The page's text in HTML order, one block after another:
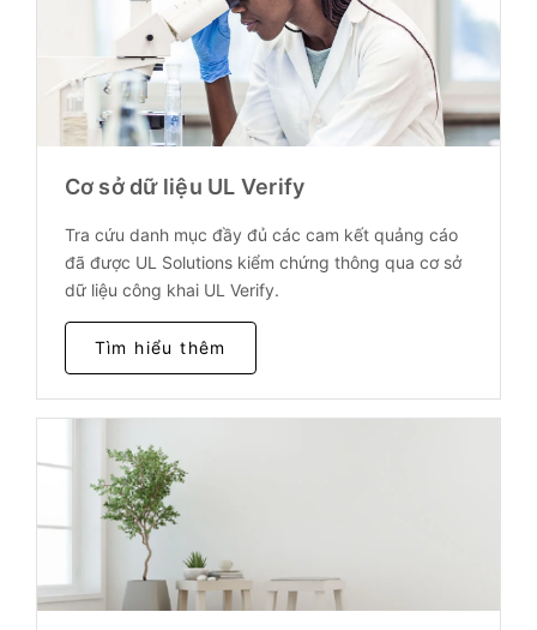
Cơ sở dữ liệu UL Verify
Tra cứu danh mục đầy đủ các cam kết quảng cáo
đã được UL Solutions kiểm chứng thông qua cơ sở
dữ liệu công khai UL Verify.
Tìm hiểu thêm